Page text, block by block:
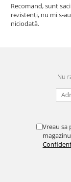
Recomand, sunt
rezistenți, nu mi s-
niciodată.
Nu
Vreau sa